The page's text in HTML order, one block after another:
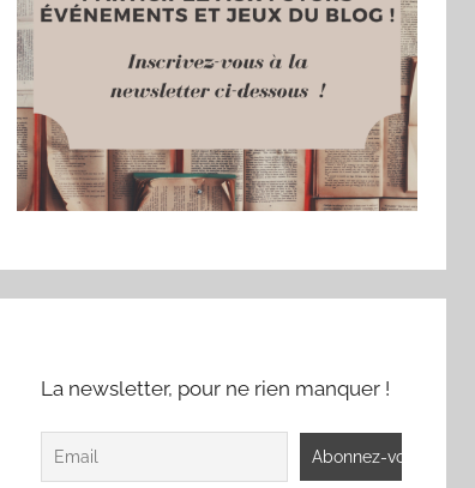
La newsletter, pour ne rien manquer !